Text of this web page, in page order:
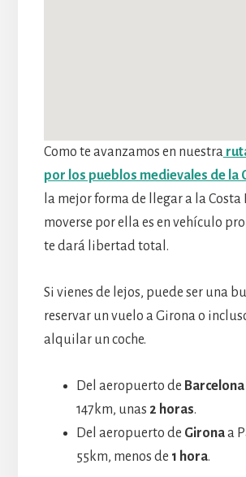
Como te avanzamos en nuestra
por los pueblos medievales de la
la mejor forma de llegar a la Costa
moverse por ella es en vehículo
te dará libertad total.
Si vienes de lejos, puede ser una
reservar un vuelo a Girona o
alquilar un coche.
Del aeropuerto de Barcelona
147km, unas 2 horas.
Del aeropuerto de Gironaa
55km, menos de 1 hora.